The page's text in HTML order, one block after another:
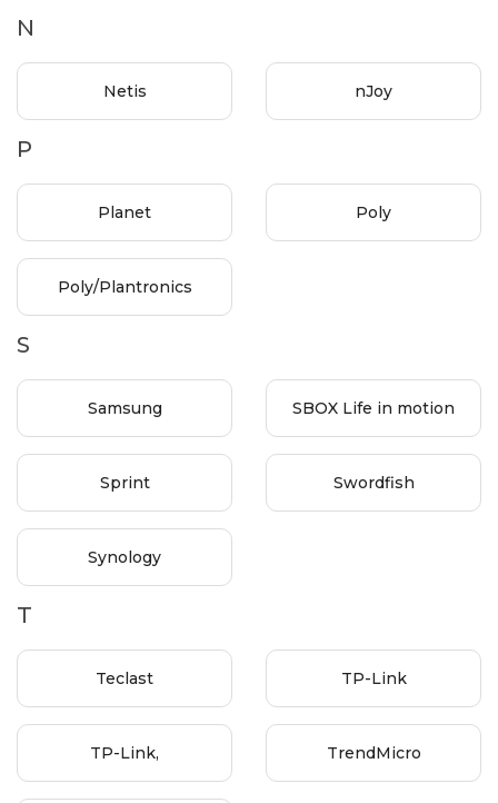
N
Netis nJoy
P
Planet Poly
Poly/Plantronics
S
Samsung SBOX Life in motion
Sprint Swordfish
Synology
T
Teclast TP-Link
TP-Link, TrendMicro